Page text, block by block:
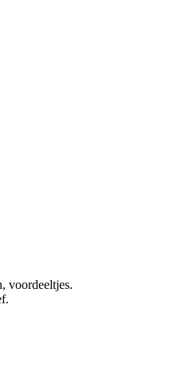
voordeeltjes.